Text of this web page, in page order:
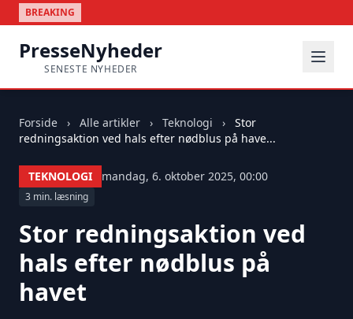
BREAKING
PresseNyheder
SENESTE NYHEDER
Forside › Alle artikler › Teknologi ›
Stor
redningsaktion ved hals efter nødblus på have...
TEKNOLOGI mandag, 6. oktober 2025, 00:00
3 min. læsning
Stor redningsaktion ved
hals efter nødblus på
havet